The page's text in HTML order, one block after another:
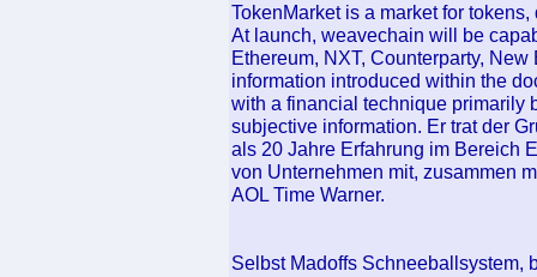
TokenMarket is a market for
At launch, weavechain will be
Ethereum, NXT, Counterparty,
information introduced within the
with a financial technique primarily
subjective information. Er trat der
als 20 Jahre Erfahrung im Bereich
von Unternehmen mit, zusammen
AOL Time Warner.
Selbst Madoffs Schneeballsystem,